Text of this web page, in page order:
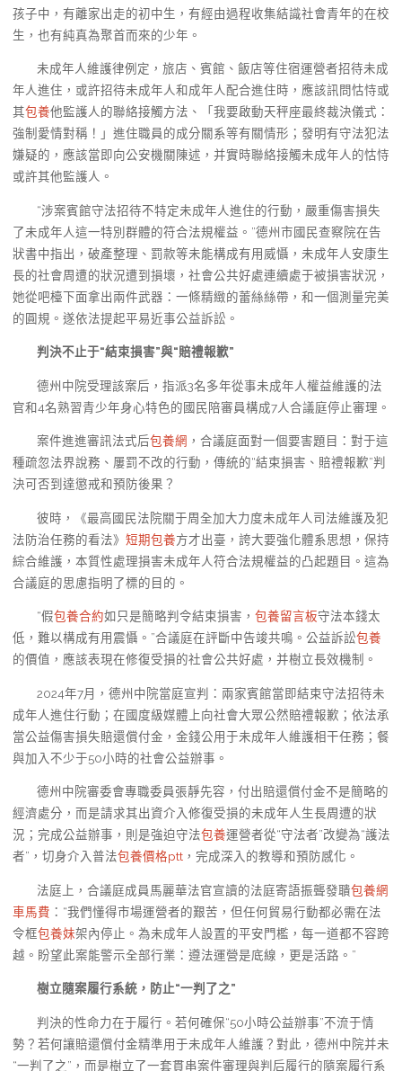
孩子中，有離家出走的初中生，有經由過程收集結識社會青年的在校
生，也有純真為聚首而來的少年。
未成年人維護律例定，旅店、賓館、飯店等住宿運營者招待未成
年人進住，或許招待未成年人和成年人配合進住時，應該訊問怙恃或
其包養他監護人的聯絡接觸方法、「我要啟動天秤座最終裁決儀式：
強制愛情對稱！」進住職員的成分關系等有關情形；發明有守法犯法
嫌疑的，應該當即向公安機關陳述，并實時聯絡接觸未成年人的怙恃
或許其他監護人。
“涉案賓館守法招待不特定未成年人進住的行動，嚴重傷害損失
了未成年人這一特別群體的符合法規權益。”德州市國民查察院在告
狀書中指出，破產整理、罰款等未能構成有用威懾，未成年人安康生
長的社會周遭的狀況遭到損壞，社會公共好處連續處于被損害狀況，
她從吧檯下面拿出兩件武器：一條精緻的蕾絲絲帶，和一個測量完美
的圓規。遂依法提起平易近事公益訴訟。
判決不止于“結束損害”與“賠禮報歉”
德州中院受理該案后，指派3名多年從事未成年人權益維護的法
官和4名熟習青少年身心特色的國民陪審員構成7人合議庭停止審理。
案件進進審訊法式后包養網 ，合議庭面對一個要害題目：對于這
種疏忽法界說務、屢罰不改的行動，傳統的“結束損害、賠禮報歉”判
決可否到達懲戒和預防後果？
彼時，《最高國民法院關于周全加大力度未成年人司法維護及犯
法防治任務的看法》 短期包養方才出臺，誇大要強化體系思想，保持
綜合維護，本質性處理損害未成年人符合法規權益的凸起題目。這為
合議庭的思慮指明了標的目的。
“假包養合約如只是簡略判令結束損害， 包養留言板守法本錢太
低，難以構成有用震懾。”合議庭在評斷中告竣共鳴。公益訴訟包養
的價值，應該表現在修復受損的社會公共好處，并樹立長效機制。
2024年7月，德州中院當庭宣判：兩家賓館當即結束守法招待未
成年人進住行動；在國度級媒體上向社會大眾公然賠禮報歉；依法承
當公益傷害損失賠還償付金，金錢公用于未成年人維護相干任務；餐
與加入不少于50小時的社會公益辦事。
德州中院審委會專職委員張靜先容，付出賠還償付金不是簡略的
經濟處分，而是請求其出資介入修復受損的未成年人生長周遭的狀
況；完成公益辦事，則是強迫守法包養運營者從“守法者”改變為“護法
者”，切身介入普法包養價格ptt，完成深入的教導和預防感化。
法庭上，合議庭成員馬麗華法官宣讀的法庭寄語振聾發聵包養網
車馬費 ：“我們懂得市場運營者的艱苦，但任何貿易行動都必需在法
令框包養妹架內停止。為未成年人設置的平安門檻，每一道都不容跨
越。盼望此案能警示全部行業：遵法運營是底線，更是活路。”
樹立隨案履行系統，防止“一判了之”
判決的性命力在于履行。若何確保“50小時公益辦事”不流于情
勢？若何讓賠還償付金精準用于未成年人維護？對此，德州中院并未
“一判了之”，而是樹立了一套貫串案件審理與判后履行的隨案履行系